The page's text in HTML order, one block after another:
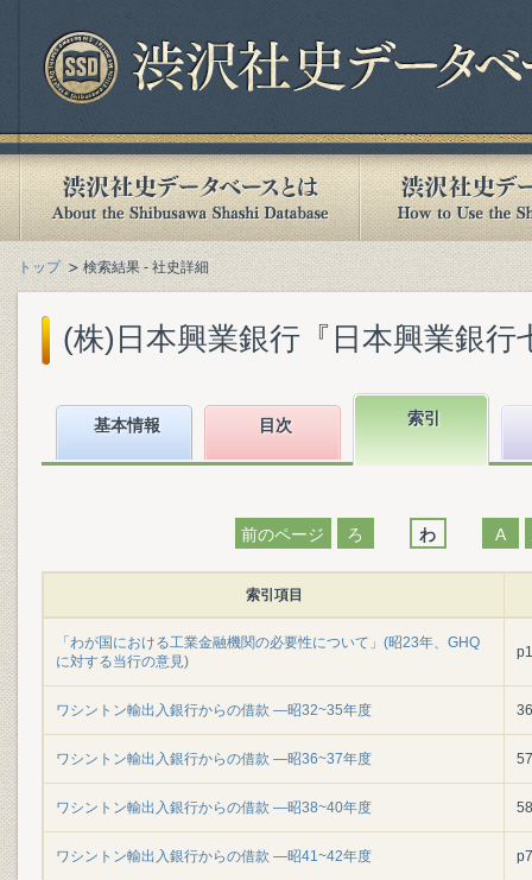
トップ 検索結果 - 社史詳細
(株)日本興業銀行『日本興業銀行
基本情報 目次 索引
前のページ ろ わ A
索引項目
「わが国における工業金融機関の必要性について」(昭23年、GHQ
に対する当行の意見)
ワシントン輸出入銀行からの借款 ―昭32~35年度
ワシントン輸出入銀行からの借款 ―昭36~37年度
ワシントン輸出入銀行からの借款 ―昭38~40年度
ワシントン輸出入銀行からの借款 ―昭41~42年度